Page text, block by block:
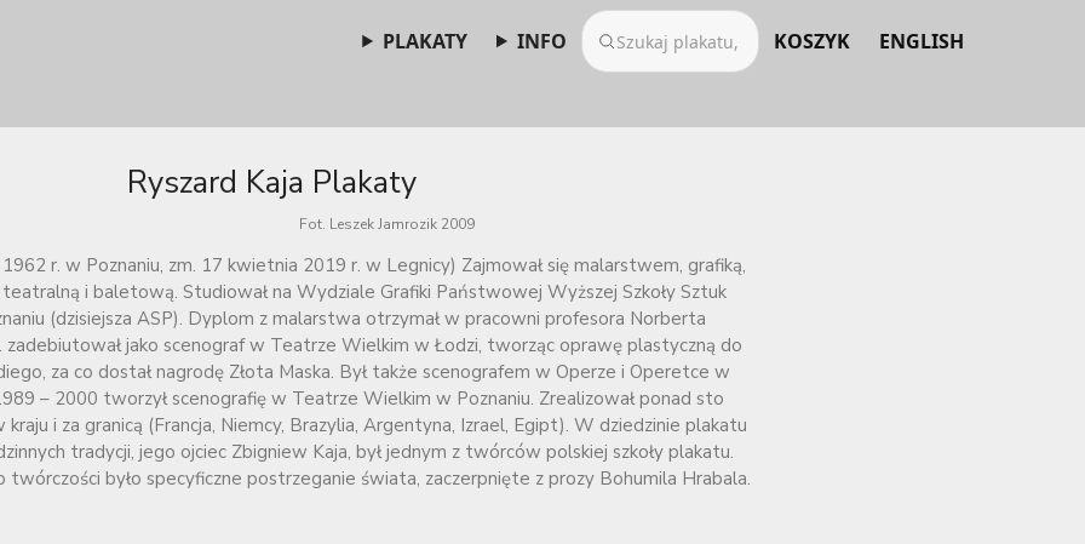
PLAKATY INFO KOSZYK ENGLISH
Ryszard Kaja Plakaty
Fot. Leszek Jamrozik 2009
r. w Poznaniu, zm. 17 kwietnia 2019 r. w Legnicy) Zajmował się malarstwem, grafiką,
i baletową. Studiował na Wydziale Grafiki Państwowej Wyższej Szkoły Sztuk
(dzisiejsza ASP). Dyplom z malarstwa otrzymał w pracowni profesora Norberta
zadebiutował jako scenograf w Teatrze Wielkim w Łodzi, tworząc oprawę plastyczną do
za co dostał nagrodę Złota Maska. Był także scenografem w Operze i Operetce w
– 2000 tworzył scenografię w Teatrze Wielkim w Poznaniu. Zrealizował ponad sto
i za granicą (Francja, Niemcy, Brazylia, Argentyna, Izrael, Egipt). W dziedzinie plakatu
tradycji, jego ojciec Zbigniew Kaja, był jednym z twórców polskiej szkoły plakatu.
twórczości było specyficzne postrzeganie świata, zaczerpnięte z prozy Bohumila Hrabala.